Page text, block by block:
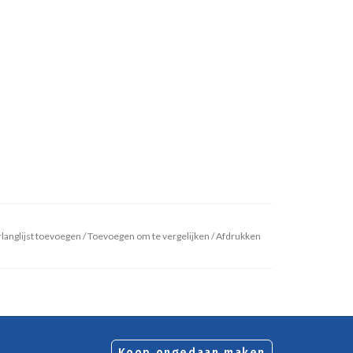
toevoegen /Toevoegen om te vergelijken /Afdrukken